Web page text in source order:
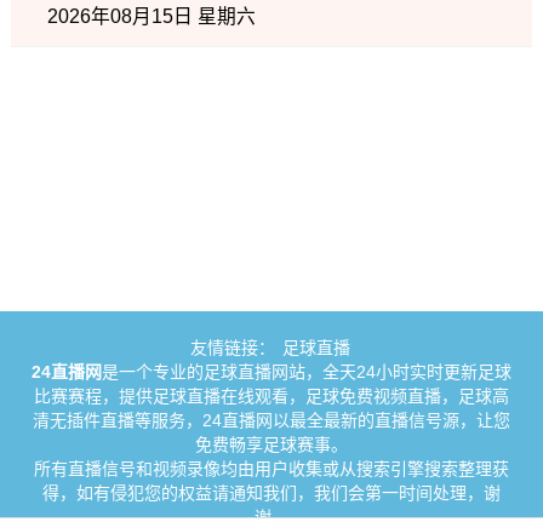
2026年08月15日 星期六
友情链接：
足球直播
24直播网是一个专业的足球直播网站，全天24小时实时更新足球
比赛赛程，提供足球直播在线观看，足球免费视频直播，足球高
清无插件直播等服务，24直播网以最全最新的直播信号源，让您
免费畅享足球赛事。
所有直播信号和视频录像均由用户收集或从搜索引擎搜索整理获
得，如有侵犯您的权益请通知我们，我们会第一时间处理，谢
谢。